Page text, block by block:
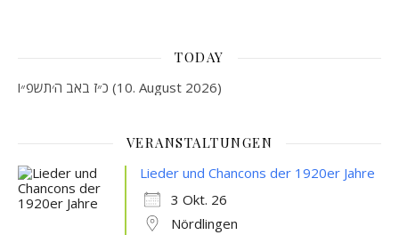
TODAY
כ״ז באב ה׳תשפ״ו (10. August 2026)
VERANSTALTUNGEN
Lieder und Chancons der 1920er Jahre
3 Okt. 26
Nördlingen